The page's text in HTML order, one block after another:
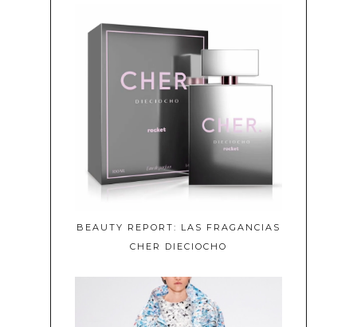
BEAUTY REPORT: LAS FRAGANCIAS
CHER DIECIOCHO